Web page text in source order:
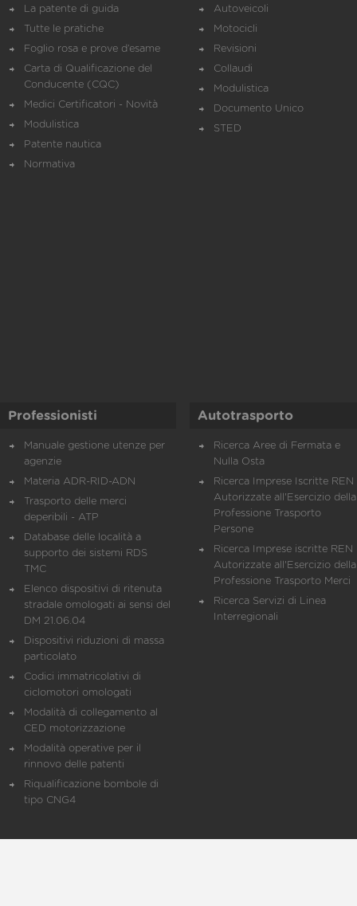
La patente di guida
Tutte le pratiche
Foglio rosa e prove d’esame
Carta di Qualificazione del
Conducente (CQC)
Medici Certificatori - Novità
Modulistica
Patente nautica
Normativa
Autoveicoli
Motocicli
Revisioni
Collaudi
Modulistica
Documento Unico
STED
Professionisti
Manuale gestione utenze per
agenzie
Materia ADR-RID-ADN
Trasporto delle merci
deperibili - ATP
Database delle località a
supporto dei sistemi RDS
TMC
Elenco dispositivi di ritenuta
stradale omologati ai sensi del
DM 21.06.04
Dispositivi riduzioni di massa
particolato
Codici immatricolativi di
ciclomotori omologati
Modalità di collegamento al
CED motorizzazione
Modalità operative per il
rinnovo delle patenti
Riqualificazione bombole di
tipo CNG4
Autotrasporto
Ricerca Aree di Fermata e
Nulla Osta
Ricerca Imprese Iscritte REN
Autorizzate all'Esercizio della
Professione Trasporto
Persone
Ricerca Imprese iscritte REN
Autorizzate all'Esercizio della
Professione Trasporto Merci
Ricerca Servizi di Linea
Interregionali